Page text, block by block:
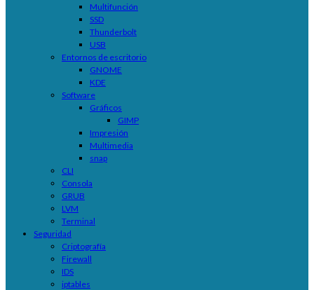
Multifunción
SSD
Thunderbolt
USB
Entornos de escritorio
GNOME
KDE
Software
Gráficos
GIMP
Impresión
Multimedia
snap
CLI
Consola
GRUB
LVM
Terminal
Seguridad
Criptografía
Firewall
IDS
iptables